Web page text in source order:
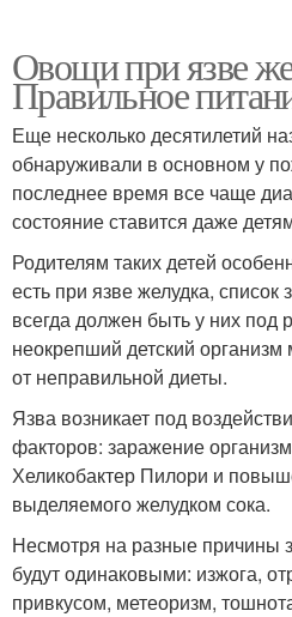
Овощи при язве
Правильное
Еще несколько десятилетий
обнаруживали в основном у
последнее время все чаще
состояние ставится даже
Родителям таких детей
есть при язве желудка,
всегда должен быть у них под
неокрепший детский
от неправильной диеты.
Язва возникает под
факторов: заражение
Хеликобактер Пилори и
выделяемого желудком сока.
Несмотря на разные причины
будут одинаковыми: изжога,
привкусом, метеоризм,